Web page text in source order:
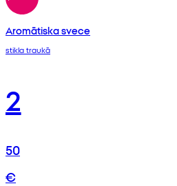
Aromātiska svece
stikla traukā
2
50
€